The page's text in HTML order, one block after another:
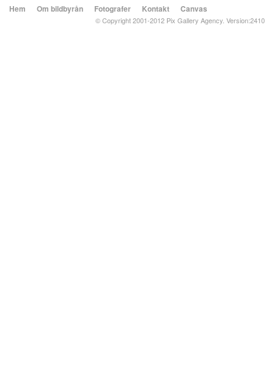
Hem Om bildbyrån Fotografer Kontakt Canvas
© Copyright 2001-2012 Pix Gallery Agency. Version:2410